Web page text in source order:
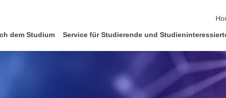
dem Studium Service für Studierende und